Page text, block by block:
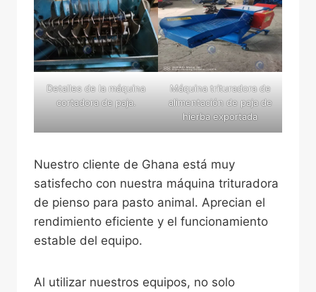
Detalles de la máquina
cortadora de paja.
Máquina trituradora de
alimentación de paja de
hierba exportada
Nuestro cliente de Ghana está muy
satisfecho con nuestra máquina trituradora
de pienso para pasto animal. Aprecian el
rendimiento eficiente y el funcionamiento
estable del equipo.
Al utilizar nuestros equipos, no solo